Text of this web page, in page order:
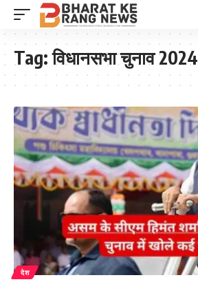
Tag:विधानसभा चुनाव 2024
देश